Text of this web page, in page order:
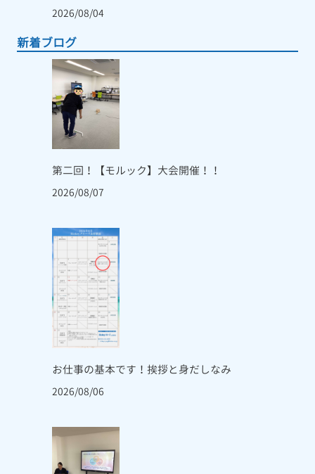
2026/08/04
新着ブログ
第二回！【モルック】大会開催！！
2026/08/07
お仕事の基本です！挨拶と身だしなみ
2026/08/06